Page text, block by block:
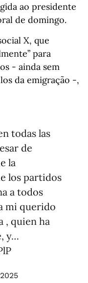
ao presidente
de domingo.
X, que
para
- ainda sem
da emigração -,
todas las
de
la
los partidos
a todos
mi querido
, quien ha
y…